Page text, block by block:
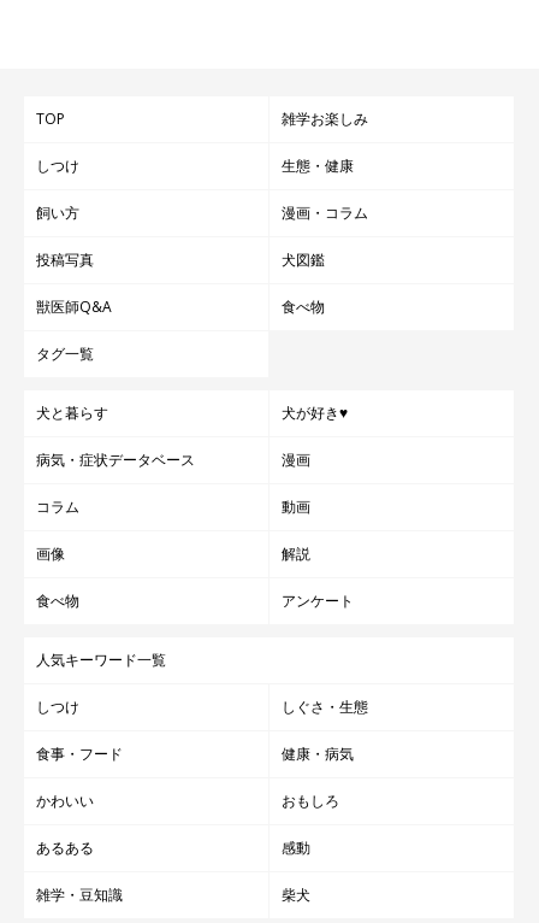
TOP 雑学お楽しみ
しつけ 生態・健康
飼い方 漫画・コラム
投稿写真 犬図鑑
獣医師Q&A 食べ物
タグ一覧
犬と暮らす 犬が好き♥
病気・症状データベース 漫画
コラム 動画
画像 解説
食べ物 アンケート
人気キーワード一覧
しつけ しぐさ・生態
食事・フード 健康・病気
かわいい おもしろ
あるある 感動
雑学・豆知識 柴犬